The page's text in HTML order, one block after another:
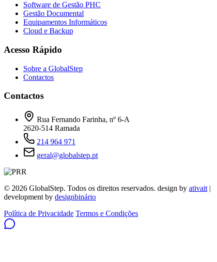
Software de Gestão PHC
Gestão Documental
Equipamentos Informáticos
Cloud e Backup
Acesso Rápido
Sobre a GlobalStep
Contactos
Contactos
Rua Fernando Farinha, nº 6-A
2620-514 Ramada
214 964 971
geral@globalstep.pt
© 2026 GlobalStep. Todos os direitos reservados. design by ativait |
development by designbinário
Política de Privacidade Termos e Condições